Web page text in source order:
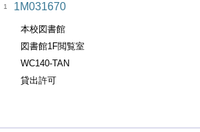
1 1M031670
本校図書館
図書館1F閲覧室
WC140-TAN
貸出許可